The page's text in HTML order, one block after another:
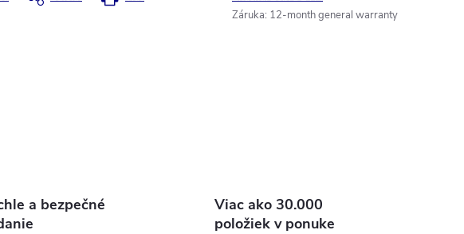
Záruka: 12-month general warranty
a bezpečné
Viac ako 30.000
položiek v ponuke